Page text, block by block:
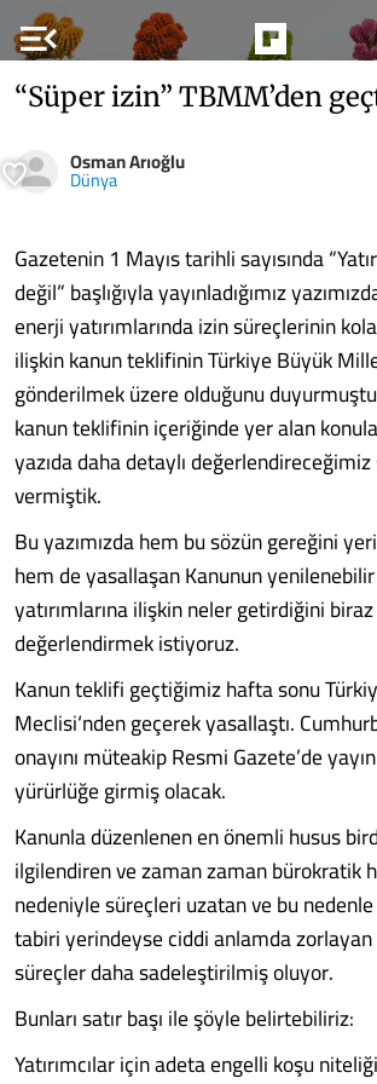
menu_open
“Süper izin” TBMM’den
Osman Arıoğlu
Dünya
Gazetenin 1 Mayıs tarihli sayısında
değil” başlığıyla yayınladığı­mız
enerji yatırımların­da izin süreçlerinin
ilişkin kanun teklifinin Türkiye Büyük
gönderilmek üzere olduğunu
kanun teklifinin içeriğinde yer alan
yazıda daha detaylı
vermiştik.
Bu yazımızda hem bu sözün gereğini
hem de yasallaşan Kanunun
yatırımlarına ilişkin neler getirdiği­ni biraz
değerlendirmek istiyoruz.
Kanun teklifi geçtiğimiz hafta sonu
Meclisi‘nden geçerek yasallaştı.
onayını müteakip Resmi Gazete’de
yürürlüğe girmiş olacak.
Kanunla düzenlenen en önemli husus
ilgilendiren ve zaman zaman bürok­ratik
nedeniyle süreçleri uzatan ve bu nedenle
tabiri yerindeyse cid­di anlamda zorlayan
süreçler daha sa­deleştirilmiş oluyor.
Bunları satır başı ile şöyle belirtebiliriz:
Yatırımcılar için adeta engelli koşu